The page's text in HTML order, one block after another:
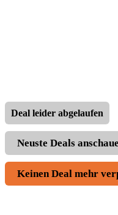
Deal leider abgelaufen
Neuste Deals
Keinen Deal mehr